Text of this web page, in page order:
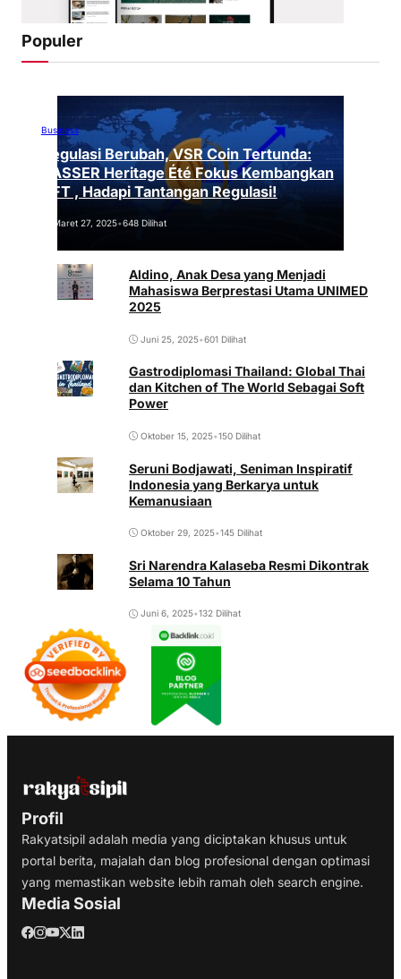
Populer
Business
Regulasi Berubah, VSR Coin Tertunda:
VASSER Heritage Été Fokus Kembangkan
NFT , Hadapi Tantangan Regulasi!
Maret 27, 2025•648 Dilihat
Aldino, Anak Desa yang Menjadi
Mahasiswa Berprestasi Utama UNIMED
2025
Juni 25, 2025•601 Dilihat
Gastrodiplomasi Thailand: Global Thai
dan Kitchen of The World Sebagai Soft
Power
Oktober 15, 2025•150 Dilihat
Seruni Bodjawati, Seniman Inspiratif
Indonesia yang Berkarya untuk
Kemanusiaan
Oktober 29, 2025•145 Dilihat
Sri Narendra Kalaseba Resmi Dikontrak
Selama 10 Tahun
Juni 6, 2025•132 Dilihat
Profil
Rakyatsipil adalah media yang diciptakan khusus untuk
portal berita, majalah dan blog profesional dengan optimasi
yang memastikan website lebih ramah oleh search engine.
Media Sosial